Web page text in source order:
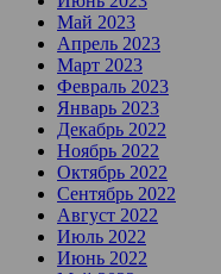
Май 2023
Апрель 2023
Март 2023
Февраль 2023
Январь 2023
Декабрь 2022
Ноябрь 2022
Октябрь 2022
Сентябрь 2022
Август 2022
Июль 2022
Июнь 2022